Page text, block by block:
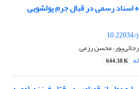
اسناد رسمی در قبال جرم پولشویی
محسن رزمی
644.38 K